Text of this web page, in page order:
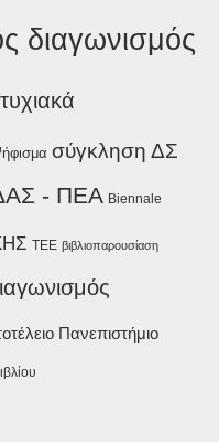
διαγωνισμός
σύγκληση ΔΣ
- ΠΕΑ Biennale
ΤΕΕ βιβλιοπαρουσίαση
Πανεπιστήμιο